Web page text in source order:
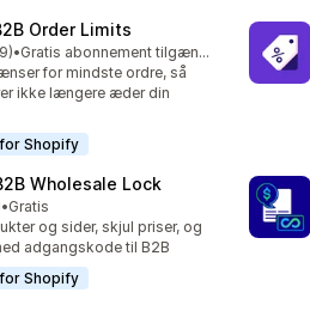
Order Limits
stjerner
i alt
•
Gratis abonnement tilgængeligt
for mindste ordre, så
ikke længere æder din
Shopify
Wholesale Lock
stjerner
i alt
•Gratis
og sider, skjul priser, og
adgangskode til B2B
Shopify